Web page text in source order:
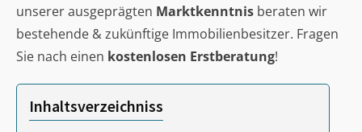
unserer ausgeprägten Marktkenntnis beraten wir
bestehende & zukünftige Immobilienbesitzer. Fragen
Sie nach einen kostenlosen Erstberatung!
Inhaltsverzeichniss